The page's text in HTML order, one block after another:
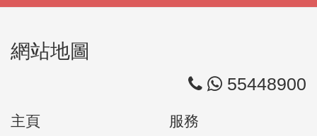
網站地圖
55448900
主頁 服務